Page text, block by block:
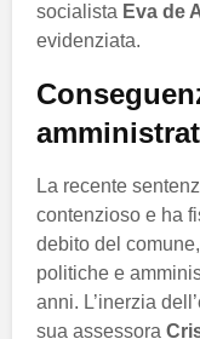
socialista Eva de
evidenziata.
La recente
contenzioso e ha
debito del
politiche e
anni. L’inerzia
sua assessora